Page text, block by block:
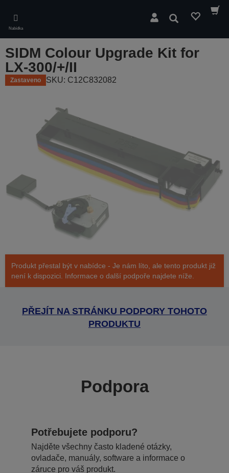
main
content
Nabídka
Hledat
SIDM Colour Upgrade Kit for
LX-300/+/II
Zastaveno SKU: C12C832082
Produkt přestal být v nabídce - Je nám líto, ale tento produkt již
není k dispozici. Informace o další podpoře najdete níže.
PŘEJÍT NA STRÁNKU PODPORY TOHOTO
PRODUKTU
Podpora
Potřebujete podporu?
Najděte všechny často kladené otázky,
ovladače, manuály, software a informace o
záruce pro váš produkt.